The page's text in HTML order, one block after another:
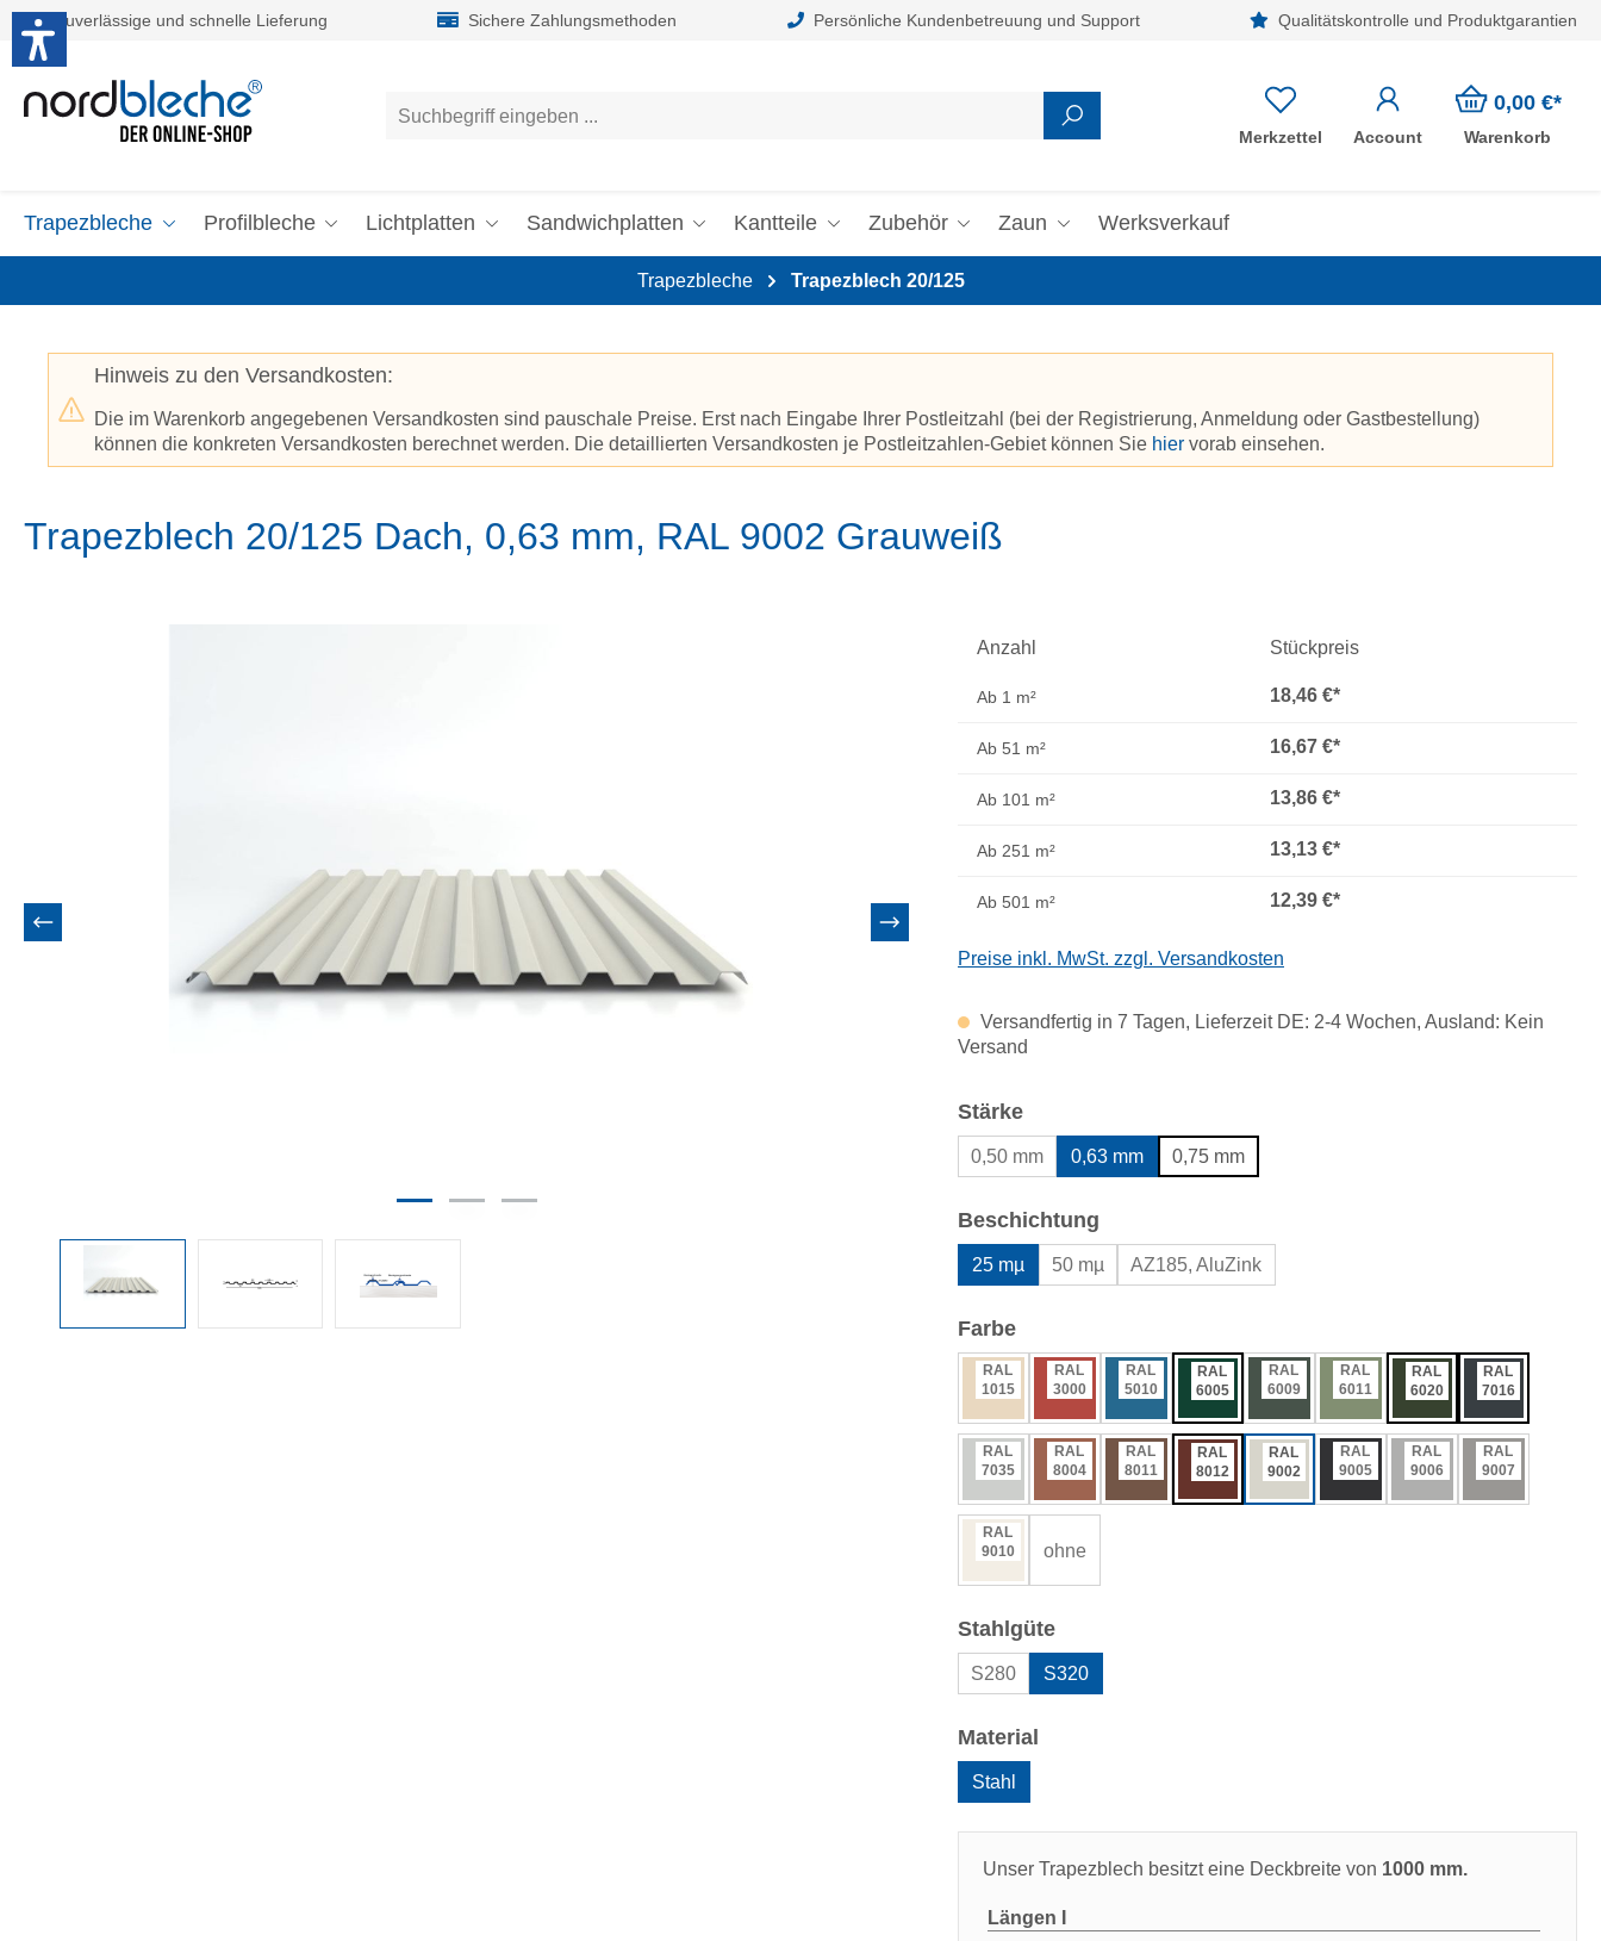
Hauptinhalt springen
Zur Suche springen
Zuverlässige und schnelle Lieferung Sichere Zahlungsmethoden Persönliche Kundenbetreuung und Support Qualitätskontrolle und Produktgarantien
Merkzettel Account
0,00 €*
Warenkorb
Trapezbleche Profilbleche Lichtplatten Sandwichplatten Kantteile Zubehör Zaun Werksverkauf
Trapezbleche Trapezblech 20/125
Hinweis zu den Versandkosten:
Die im Warenkorb angegebenen Versandkosten sind pauschale Preise. Erst nach Eingabe Ihrer Postleitzahl (bei der Registrierung, Anmeldung oder Gastbestellung)
können die konkreten Versandkosten berechnet werden. Die detaillierten Versandkosten je Postleitzahlen-Gebiet können Sie hier vorab einsehen.
Trapezblech 20/125 Dach, 0,63 mm, RAL 9002 Grauweiß
Anzahl Stückpreis
Ab 1 m² 18,46 €*
Ab 51 m² 16,67 €*
Ab 101 m² 13,86 €*
Ab 251 m² 13,13 €*
Ab 501 m² 12,39 €*
Preise inkl. MwSt. zzgl. Versandkosten
Versandfertig in 7 Tagen, Lieferzeit DE: 2-4 Wochen, Ausland: Kein
Versand
Stärkeauswählen
0,50 mm 0,63 mm 0,75 mm
Beschichtung
25 mµ 50 mµ AZ185, AluZink
Farbeauswählen
RAL
1015
RAL
3000
RAL
5010
RAL
6005
RAL
6009
RAL
6011
RAL
6020
RAL
7016
RAL
7035
RAL
8004
RAL
8011
RAL
8012
RAL
9002
RAL
9005
RAL
9006
RAL
9007
RAL
9010
ohne
Stahlgüteauswählen
S280 S320
Material
Stahl
Unser Trapezblech besitzt eine Deckbreite von 1000 mm.
Längen